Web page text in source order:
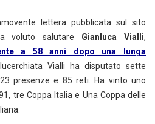
lettera pubblicata sul sito
voluto salutare Gianluca Vialli,
a 58 anni dopo una lunga
Vialli ha disputato sette
presenze e 85 reti. Ha vinto uno
tre Coppa Italia e Una Coppa delle